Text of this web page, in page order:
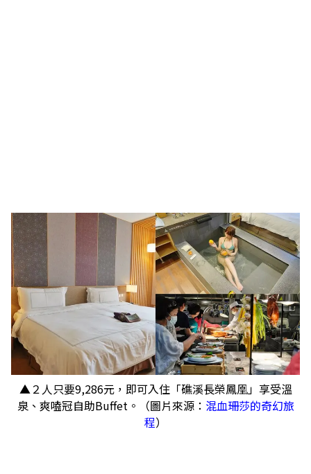
▲２人只要9,286元，即可入住「礁溪長榮鳳凰」享受溫
泉、爽嗑冠自助Buffet。（圖片來源： 混血珊莎的奇幻旅
程）